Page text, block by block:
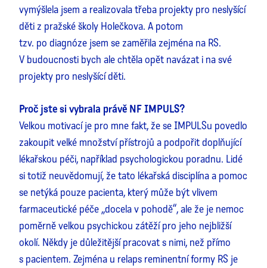
vymýšlela jsem a realizovala třeba projekty pro neslyšící
děti z pražské školy Holečkova. A potom
tzv. po diagnóze jsem se zaměřila zejména na RS.
V budoucnosti bych ale chtěla opět navázat i na své
projekty pro neslyšící děti.
Proč jste si vybrala právě NF IMPULS?
Velkou motivací je pro mne fakt, že se IMPULSu povedlo
zakoupit velké množství přístrojů a podpořit doplňující
lékařskou péči, například psychologickou poradnu. Lidé
si totiž neuvědomují, že tato lékařská disciplína a pomoc
se netýká pouze pacienta, který může být vlivem
farmaceutické péče „docela v pohodě“, ale že je nemoc
poměrně velkou psychickou zátěží pro jeho nejbližší
okolí. Někdy je důležitější pracovat s nimi, než přímo
s pacientem. Zejména u relaps reminentní formy RS je